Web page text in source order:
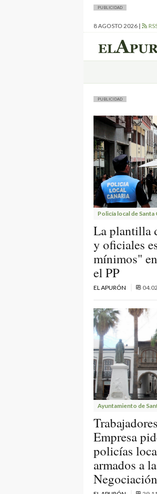
PUBLICIDAD
8 AGOSTO 2026 |
PUBLICIDAD
Policía local de Santa
La plantilla
y oficiales
mínimos"
el PP
EL APURÓN
Ayuntamiento de
Empresa
policías
armados a
Negociación